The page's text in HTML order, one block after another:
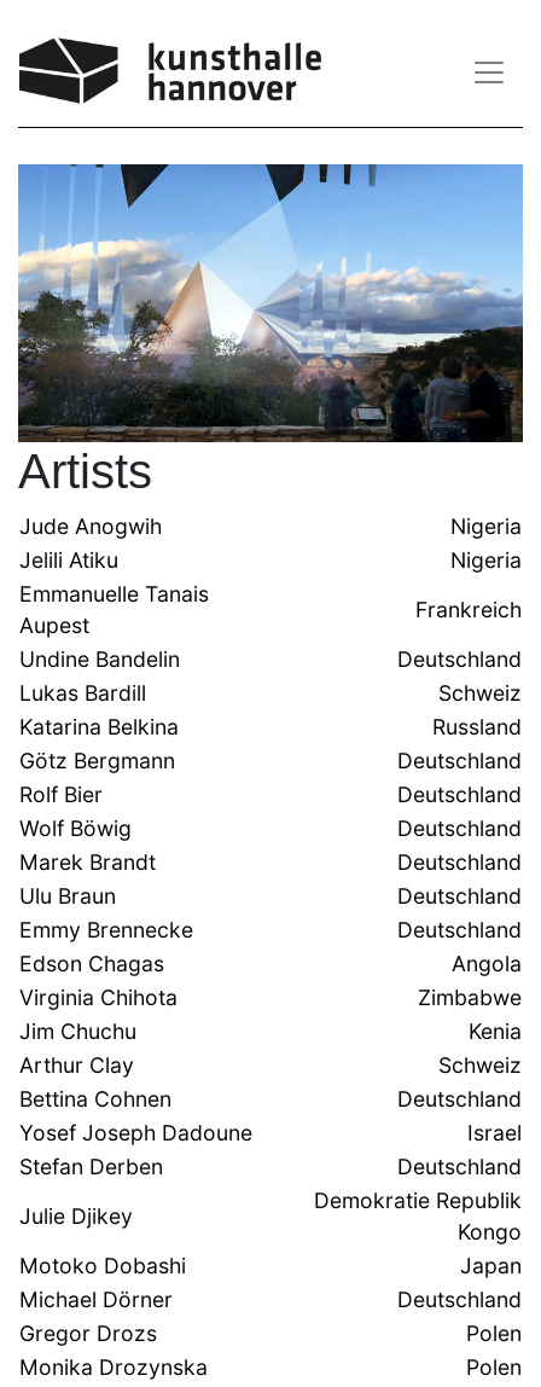
Main Navigation
Artists
Jude Anogwih
Nigeria
Jelili Atiku
Nigeria
Emmanuelle Tanais
Aupest
Frankreich
Undine Bandelin
Deutschland
Lukas Bardill
Schweiz
Katarina Belkina
Russland
Götz Bergmann
Deutschland
Rolf Bier
Deutschland
Wolf Böwig
Deutschland
Marek Brandt
Deutschland
Ulu Braun
Deutschland
Emmy Brennecke
Deutschland
Edson Chagas
Angola
Virginia Chihota
Zimbabwe
Jim Chuchu
Kenia
Arthur Clay
Schweiz
Bettina Cohnen
Deutschland
Yosef Joseph Dadoune
Israel
Stefan Derben
Deutschland
Julie Djikey
Demokratie Republik
Kongo
Motoko Dobashi
Japan
Michael Dörner
Deutschland
Gregor Drozs
Polen
Monika Drozynska
Polen